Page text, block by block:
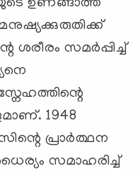
ഉണങ്ങാത്ത
സമര്‍പ്പിച്ച്
1948
പ്രാര്‍ത്ഥന
സമാഹരിച്ച്